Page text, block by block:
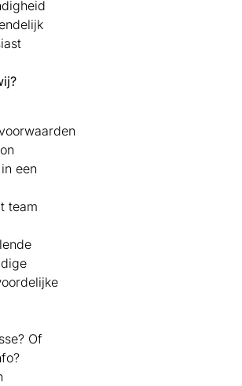
een
team
Of